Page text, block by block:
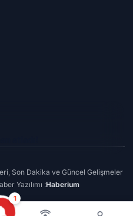
1
Son Dakika ve Güncel Gelişmeler
Yazılımı :Haberium